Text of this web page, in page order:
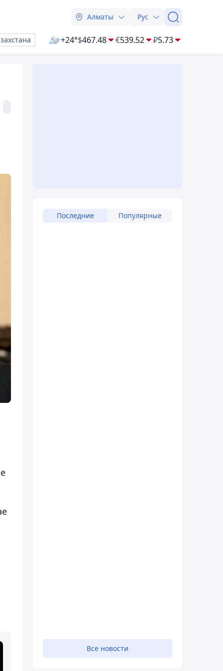
Алматы Рус
+24°$467.48 €539.52 ₽5.73
Последние Популярные
Все новости